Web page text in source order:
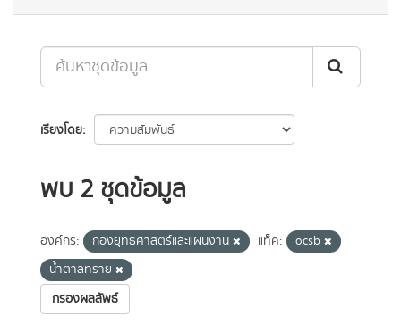
เรียงโดย
พบ 2 ชุดข้อมูล
องค์กร: กองยุทธศาสตร์และแผนงาน แท็ค:
ocsb
น้ำตาลทราย
กรองผลลัพธ์